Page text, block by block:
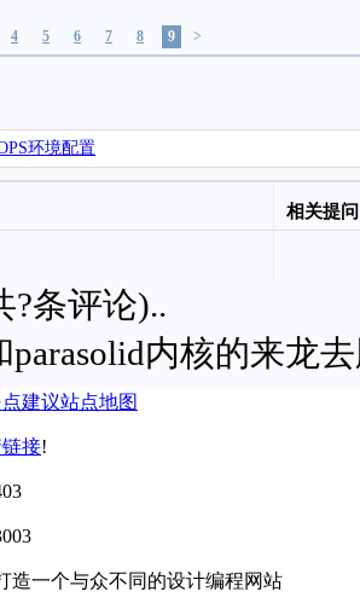
4 5 6 7 8 9 >
环境配置
相关提问
?条评论)..
parasolid内核的来龙
建议站点地图
接!
造一个与众不同的设计编程网站